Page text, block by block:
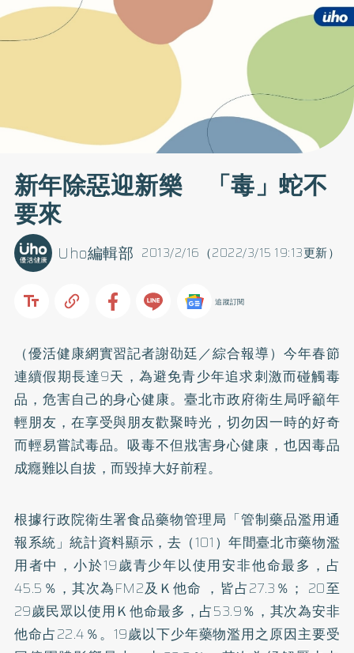
新年除惡迎新樂 「毒」蛇不
要來
2013/2/16（2022/3/15 19:13更新）
Uho編輯部
追蹤訂閱
（優活健康網實習記者謝劭廷／綜合報導）今年春節
連續假期長達9天，為避免青少年追求刺激而碰觸毒
品，危害自己的身心健康。臺北市政府衛生局呼籲年
輕朋友，在享受與朋友歡聚時光，切勿因一時的好奇
而輕易嘗試毒品。吸毒不但戕害身心健康，也因毒品
成癮難以自拔，而毀掉大好前程。
根據行政院衛生署食品藥物管理局「管制藥品濫用通
報系統」統計資料顯示，去（101）年間臺北市藥物濫
用者中，小於19歲青少年以使用安非他命最多，占
45.5％，其次為FM2及Ｋ他命 ，皆占27.3％； 20至
29歲民眾以使用Ｋ他命最多，占53.9％，其次為安非
他命占22.4％。19歲以下少年藥物濫用之原因主要受